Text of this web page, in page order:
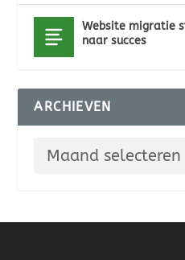
Website migratie
naar succes
ARCHIEVEN